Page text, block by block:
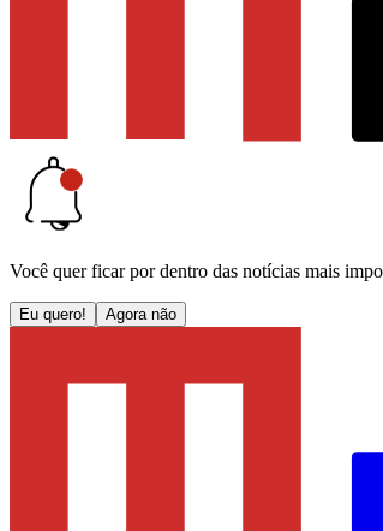
Você quer ficar por dentro das notícias mais
Eu quero! Agora não